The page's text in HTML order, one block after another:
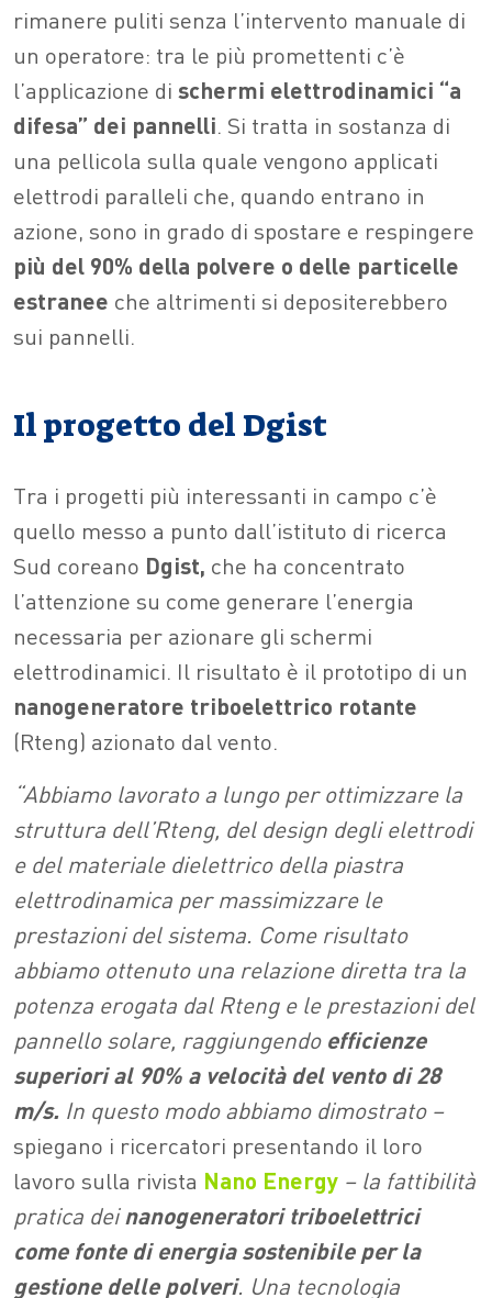
rimanere puliti senza l’intervento manuale di
un operatore: tra le più promettenti c’è
l’applicazione di schermi elettrodinamici “a
difesa” dei pannelli. Si tratta in sostanza di
una pellicola sulla quale vengono applicati
elettrodi paralleli che, quando entrano in
azione, sono in grado di spostare e respingere
più del 90% della polvere o delle particelle
estranee che altrimenti si depositerebbero
sui pannelli.
Il progetto del Dgist
Tra i progetti più interessanti in campo c’è
quello messo a punto dall’istituto di ricerca
Sud coreano Dgist, che ha concentrato
l’attenzione su come generare l’energia
necessaria per azionare gli schermi
elettrodinamici. Il risultato è il prototipo di un
nanogeneratore triboelettrico rotante
(Rteng) azionato dal vento.
“Abbiamo lavorato a lungo per ottimizzare la
struttura dell’Rteng, del design degli elettrodi
e del materiale dielettrico della piastra
elettrodinamica per massimizzare le
prestazioni del sistema. Come risultato
abbiamo ottenuto una relazione diretta tra la
potenza erogata dal Rteng e le prestazioni del
pannello solare, raggiungendo efficienze
superiori al 90% a velocità del vento di 28
m/s. In questo modo abbiamo dimostrato –
spiegano i ricercatori presentando il loro
lavoro sulla rivista Nano Energy – la fattibilità
pratica deinanogeneratori triboelettrici
come fonte di energia sostenibile per la
gestione delle polveri. Una tecnologia